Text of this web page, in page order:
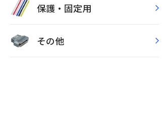
保護・固定用
その他